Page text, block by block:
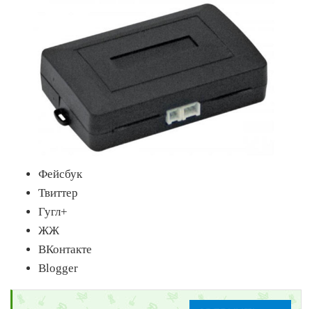
Фейсбук
Твиттер
Гугл+
ЖЖ
ВКонтакте
Blogger